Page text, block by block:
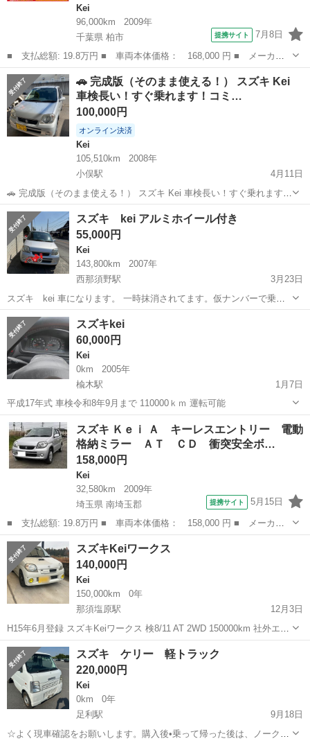
Kei
96,000km
2009年
千葉県 柏市
提携サイト 7月8日
■ 支払総額: 19.8万円 ■ 車両本体価格： 168,000 円 ■ メーカー
名： スズキ ■ 車種名： Ｋｅｉ ■ グレード名： Ａ タイミン
グチェーン キーレス ＣＤ ＡＢＳ エアコン パワーステアリン
グ パワーウ...
千葉 柏市 Kei
🚗 完成版（そのまま使える！） スズキ Kei
車検長い！すぐ乗れます！コミ…
100,000円
オンライン決済
Kei
105,510km
2008年
小俣駅
4月11日
🚗 完成版（そのまま使える！） スズキ Kei 車検長い！すぐ乗れます！
コミコミ価格！ ご覧いただきありがとうございます。 スズキ Kei の出
品です。 🔹基本情報 ・メーカー：スズキ ・車種：Kei ・年式：平成
2...
栃木 足利市 小俣駅 注意点
スズキ kei アルミホイール付き
55,000円
Kei
143,800km
2007年
西那須野駅
3月23日
スズキ kei 車になります。 一時抹消されてます。仮ナンバーで乗っ
て帰れます。 安い車探す人におすすめします。 まだまだ車検入れて使
えると思います。 アルミホイール付き夏タイヤ入ってます。 あくまで
も現状わたしに...
栃木 那須塩原市
スズキkei
60,000円
Kei
0km
2005年
楡木駅
1月7日
平成17年式 車検令和8年9月まで 110000ｋｍ 運転可能
栃木 鹿沼市 楡木駅
スズキ Ｋｅｉ Ａ キーレスエントリー 電動
格納ミラー ＡＴ ＣＤ 衝突安全ボ…
158,000円
Kei
32,580km
2009年
埼玉県 南埼玉郡
提携サイト 5月15日
■ 支払総額: 19.8万円 ■ 車両本体価格： 158,000 円 ■ メーカー
名： スズキ ■ 車種名： Ｋｅｉ ■ グレード名： Ａ キーレス
エントリー 電動格納ミラー ＡＴ ＣＤ 衝突安全ボディ エアコ
ン パワース...
埼玉 南埼玉郡 Kei
スズキKeiワークス
140,000円
Kei
150,000km
0年
那須塩原駅
12月3日
H15年6月登録 スズキKeiワークス 検8/11 AT 2WD 150000km 社外エア
クリ 灯火類LED フォグランプはイエローレンズで バルブはハロゲン
年式相応のキズ等あります。 機関等は問題なく良好です。 ホイー...
栃木 那須塩原駅 ワークス
スズキ ケリー 軽トラック
220,000円
Kei
0km
0年
足利駅
9月18日
☆よく現車確認をお願いします。購入後•乗って帰った後は、ノークレ